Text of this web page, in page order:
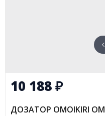
10 188₽
ДОЗАТОР OMOIKIRI